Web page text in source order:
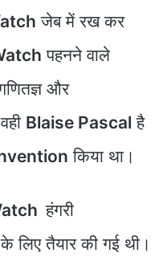
जेब में रख कर
पहनने वाले
और
Blaise Pascal है
किया था।
हंगरी
के लिए तैयार की गई थी।